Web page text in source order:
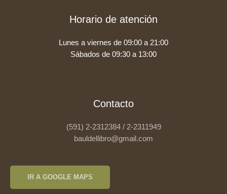
Horario de atención
Lunes a viernes de 09:00 a 21:00
Sábados de 09:30 a 13:00
Contacto
(591) 2-2312384 / 2-2311949
bauldellibro@gmail.com
IR A GOOGLE MAPS